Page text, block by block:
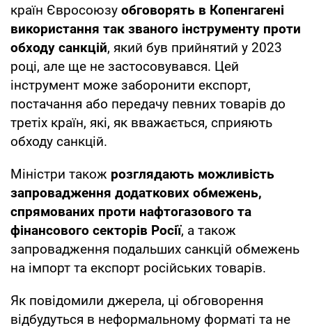
країн Євросоюзу обговорять в Копенгагені
використання так званого інструменту проти
обходу санкцій, який був прийнятий у 2023
році, але ще не застосовувався. Цей
інструмент може заборонити експорт,
постачання або передачу певних товарів до
третіх країн, які, як вважається, сприяють
обходу санкцій.
Міністри також розглядають можливість
запровадження додаткових обмежень,
спрямованих проти нафтогазового та
фінансового секторів Росії, а також
запровадження подальших санкцій обмежень
на імпорт та експорт російських товарів.
Як повідомили джерела, ці обговорення
відбудуться в неформальному форматі та не